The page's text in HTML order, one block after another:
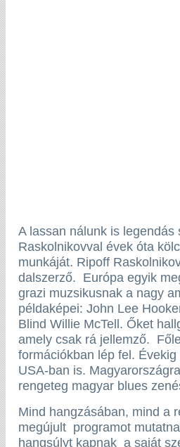
A lassan nálunk is
Raskolnikovval évek óta
munkáját. Ripoff
dalszerző. Európa egyik
grazi muzsikusnak a nagy
példaképei: John Lee
Blind Willie McTell. Őket
amely csak rá jellemző.
formációkban lép fel.
USA-ban is.
rengeteg magyar blues
Mind hangzásában, mind a
megújult programot
hangsúlyt kapnak a saját